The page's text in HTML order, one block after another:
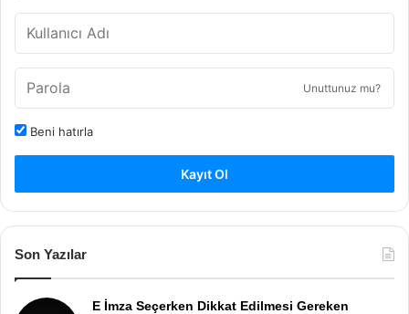
Unuttunuz mu?
Beni hatırla
Kayıt Ol
Son Yazılar
E İmza Seçerken Dikkat Edilmesi Gereken